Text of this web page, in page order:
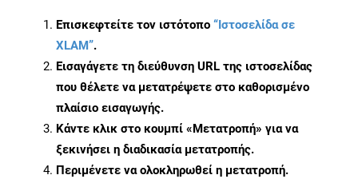
Επισκεφτείτε τον ιστότοπο “Ιστοσελίδα σε
XLAM”.
Εισαγάγετε τη διεύθυνση URL της ιστοσελίδας
που θέλετε να μετατρέψετε στο καθορισμένο
πλαίσιο εισαγωγής.
Κάντε κλικ στο κουμπί «Μετατροπή» για να
ξεκινήσει η διαδικασία μετατροπής.
Περιμένετε να ολοκληρωθεί η μετατροπή.